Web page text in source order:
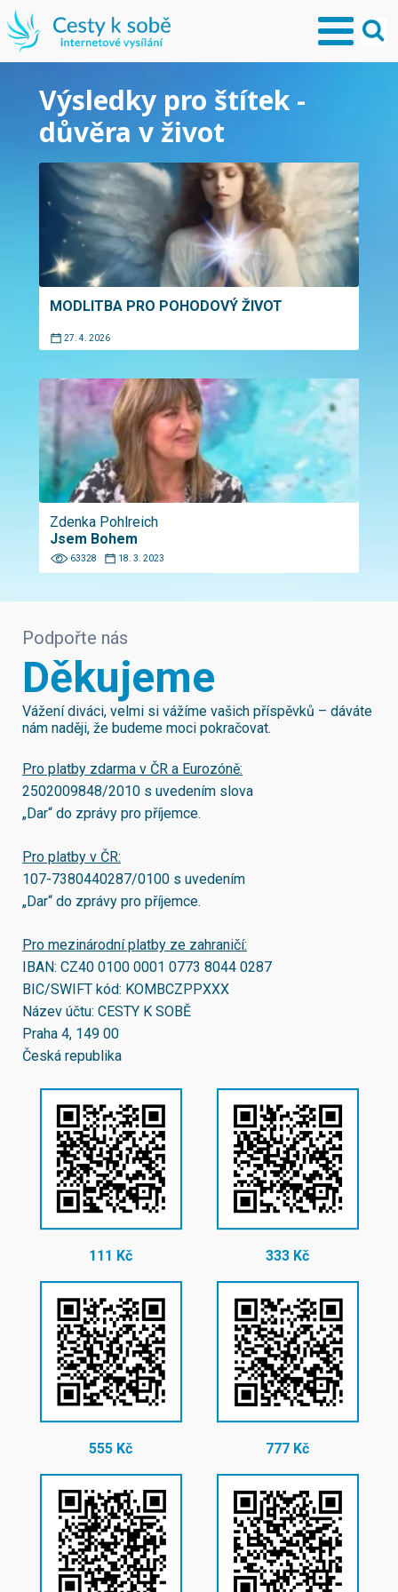
Výsledky pro štítek -
důvěra v život
MODLITBA PRO POHODOVÝ ŽIVOT
27. 4. 2026
Zdenka Pohlreich
Jsem Bohem
63328 18. 3. 2023
Podpořte nás
Děkujeme
Vážení diváci, velmi si vážíme vašich příspěvků – dáváte
nám naději, že budeme moci pokračovat.
Pro platby zdarma v ČR a Eurozóně:
2502009848/2010 s uvedením slova
„Dar“ do zprávy pro příjemce.
Pro platby v ČR:
107-7380440287/0100 s uvedením
„Dar“ do zprávy pro příjemce.
Pro mezinárodní platby ze zahraničí:
IBAN: CZ40 0100 0001 0773 8044 0287
BIC/SWIFT kód: KOMBCZPPXXX
Název účtu: CESTY K SOBĚ
Praha 4, 149 00
Česká republika
111 Kč 333 Kč
555 Kč 777 Kč